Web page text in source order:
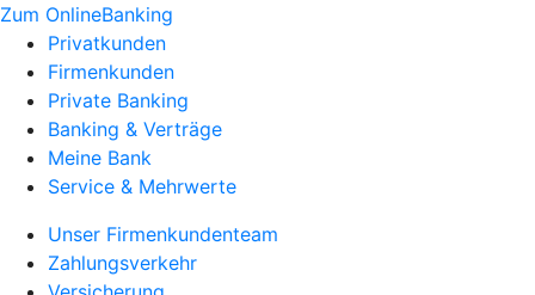
Zum OnlineBanking
Privatkunden
Firmenkunden
Private Banking
Banking & Verträge
Meine Bank
Service & Mehrwerte
Unser Firmenkundenteam
Zahlungsverkehr